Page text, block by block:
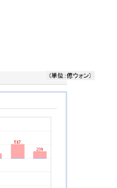
。
ETFの清算は
落で200兆蒸
を通報しようキ